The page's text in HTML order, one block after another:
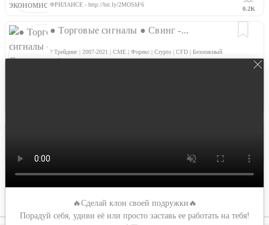
ФРИЛАНСЕ - http://bit.ly/2MOShF6
0.2K
● Торговые сигналы ● Свинг -...
? Трейдинг | 2007-2021 | CME | Форекс | Crypto | CFD | Безопасный
трейдин:▼ ● Торговая стратегия | CME Swing + ● Подключение
1.1K
Еще →
🔥Сделай клон своей подружки🔥
Порадуй себя, удиви её или просто заставь ее работать на тебя!